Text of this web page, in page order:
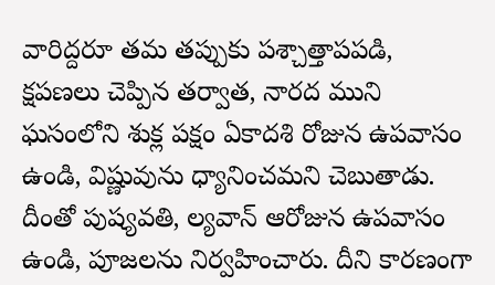
వారిద్దరూ తమ తప్పుకు పశ్చాత్తాపపడి,
క్షమాపణలు చెప్పిన తర్వాత, నారద ముని
మాఘమాసంలోని శుక్ల పక్షం ఏకాదశి రోజున ఉపవాసం
ఉండి, విష్ణువును ధ్యానించమని చెబుతాడు.
దీంతో పుష్యవతి, మాల్యవాన్ ఆరోజున ఉపవాసం
ఉండి, పూజలను నిర్వహించారు. దీని కారణంగా